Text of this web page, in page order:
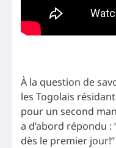
À la question de
les Togolais
pour un second
a d’abord répondu :
dès le premier jour!”